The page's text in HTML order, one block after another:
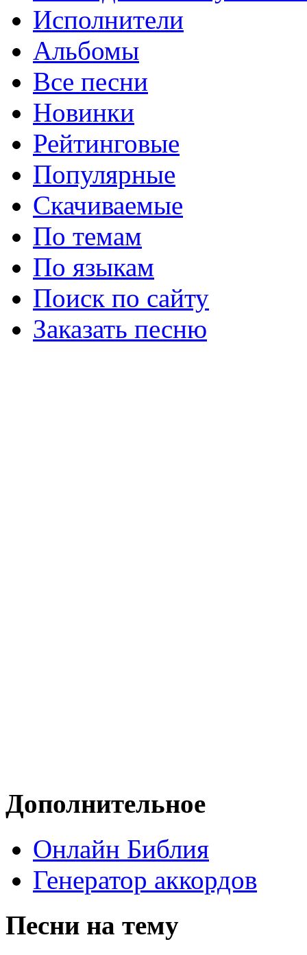
Исполнители
Альбомы
Все песни
Новинки
Рейтинговые
Популярные
Скачиваемые
По темам
По языкам
Поиск по сайту
Заказать песню
Дополнительное
Онлайн Библия
Генератор аккордов
Песни на тему